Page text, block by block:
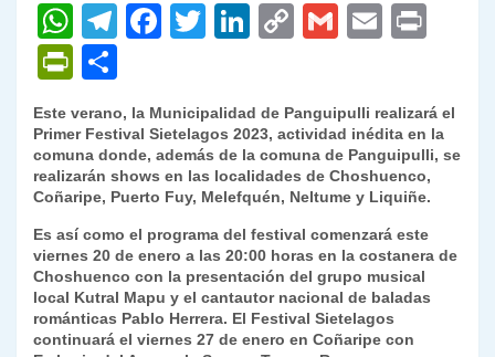
W
h
at
s
A
p
p
T
gr
a
m
F
e
b
o
o
k
T
er
Li
e
dI
n
C
y
Li
n
k
G
l
E
l
P
nt
Fr
ie
n
dl
y
o
m
p
ar
tir
Este verano, la Municipalidad de Panguipulli realizará el
Primer Festival Sietelagos 2023, actividad inédita en la
comuna donde, además de la comuna de Panguipulli, se
realizarán shows en las localidades de Choshuenco,
Coñaripe, Puerto Fuy, Melefquén, Neltume y Liquiñe.
Es así como el programa del festival comenzará este
viernes 20 de enero a las 20:00 horas en la costanera de
Choshuenco con la presentación del grupo musical
local Kutral Mapu y el cantautor nacional de baladas
románticas Pablo Herrera. El Festival Sietelagos
continuará el viernes 27 de enero en Coñaripe con